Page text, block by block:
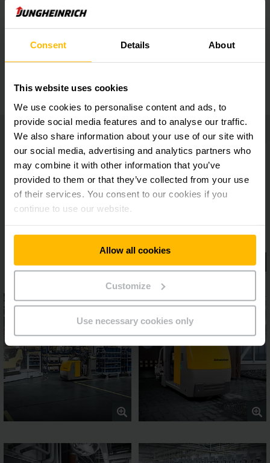
Consent Details About
This website uses cookies
We use cookies to personalise content and ads, to
provide social media features and to analyse our traffic.
We also share information about your use of our site with
our social media, advertising and analytics partners who
may combine it with other information that you’ve
provided to them or that they’ve collected from your use
of their services. You consent to our cookies if you
continue to use our website.
Allow all cookies
Customize
Use necessary cookies only
Diseño robusto para las aplicaciones más
duras